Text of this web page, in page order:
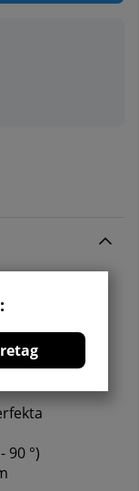
bekväm
exakt
90 °)